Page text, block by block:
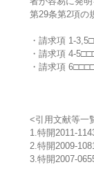
第29条第2項の
・請求項 1-
・請求項 4-
・請求項
<引用文献等一
1.特開2011-
2.特開2009-
3.特開2007-